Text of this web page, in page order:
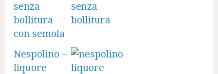
senza
bollitura
con semola
Nespolino –
liquore